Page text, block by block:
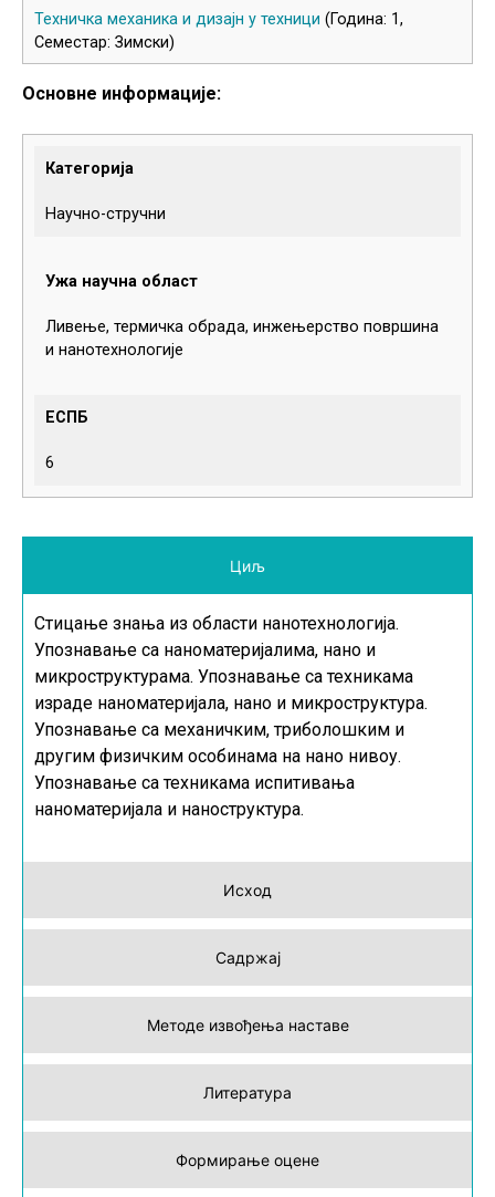
Техничка механика и дизајн у техници (Година: 1,
Семестар: Зимски)
Основне информације:
Категорија
Научно-стручни
Ужа научна област
Ливење, термичка обрада, инжењерство површина
и нанотехнологије
ЕСПБ
6
Циљ
Исход
Садржај
Методе извођења наставе
Литература
Формирање оцене
Стицање знања из области нанотехнологија.
Упознавање са наноматеријалима, нано и
микроструктурама. Упознавање са техникама
израде наноматеријала, нано и микроструктура.
Упознавање са механичким, триболошким и
другим физичким особинама на нано нивоу.
Упознавање са техникама испитивања
наноматеријала и наноструктура.